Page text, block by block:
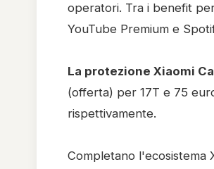
operatori. Tra i benefit
YouTube Premium e
La protezione Xiaomi
(offerta) per 17T e 75
rispettivamente.
Completano l'ecosistema